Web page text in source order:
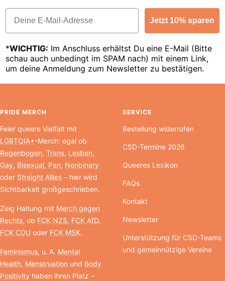
Email
Jetzt 10% sparen
*WICHTIG: Im Anschluss erhältst Du eine E-Mail (Bitte
schau auch unbedingt im SPAM nach) mit einem Link,
um deine Anmeldung zum Newsletter zu bestätigen.
PRIDE MERCH
Feier queere Vielfalt mit
LGBTQIA+-Merch: egal ob
Regenbogen, Trans, Lesben,
Gay, Bisexual, Pan, Nonbinary
oder Straight Allies – hier wird
Sichtbarkeit großgeschrieben.
Zeig Haltung mit Merch gegen
Rechts, ob FCK NZS, FCK AfD,
FCK CDU oder FCK MSK.
Feminismus, u. A. Mental
Health, Menstruation und Body
Positivity haben ihren Platz –
SERVICE
Bestellung widerrufen
CSD-Termine 2026
Queeres Lexikon
FAQs
Kontakt
Newsletter
Unterstützung für CSD-Teams
und gemeinnützige Vereine